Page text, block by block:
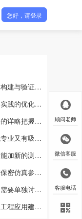
您好，请登录
与验证方法
的优化途径
握与撰写规范
又有吸引力
测试结果吗
数怎么处理
单独讨论吗
应用建议吗
顾问老师
微信客服
客服电话